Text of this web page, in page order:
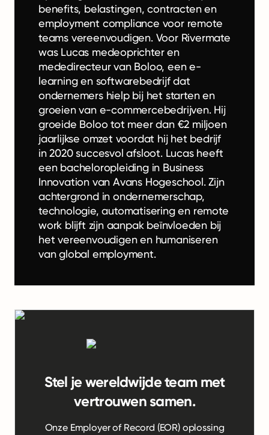
benefits, belastingen, contracten en
employment compliance voor remote
teams vereenvoudigen. Voor Rivermate
was Lucas medeoprichter en
mededirecteur van Boloo, een e-
learning en softwarebedrijf dat
ondernemers hielp bij het starten en
groeien van e-commercebedrijven. Hij
groeide Boloo tot meer dan €2 miljoen
jaarlijkse omzet voordat hij het bedrijf
in 2020 succesvol afsloot. Lucas heeft
een bacheloropleiding in Business
Innovation van Avans Hogeschool. Zijn
achtergrond in ondernemerschap,
technologie, automatisering en remote
work blijft zijn aanpak beïnvloeden bij
het vereenvoudigen en humaniseren
van global employment.
Stel je wereldwijde team met
vertrouwen samen.
Onze Employer of Record (EOR) oplossing